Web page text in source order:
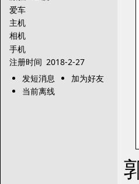
爱车
主机
相机
手机
注册时间 2018-2-27
发短消息
加为好友
当前离线